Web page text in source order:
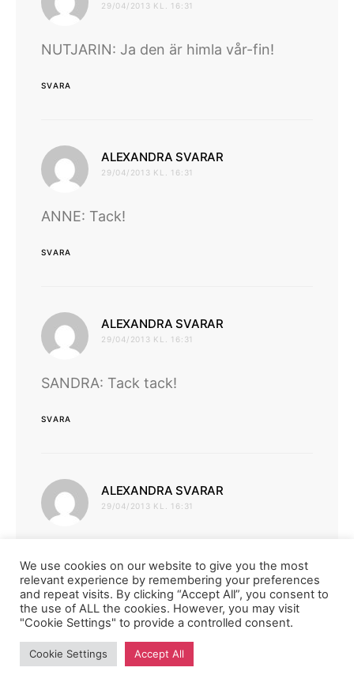
29/04/2013 KL. 16:31
NUTJARIN: Ja den är himla vår-fin!
SVARA
ALEXANDRA SVARAR
29/04/2013 KL. 16:31
ANNE: Tack!
SVARA
ALEXANDRA SVARAR
29/04/2013 KL. 16:31
SANDRA: Tack tack!
SVARA
ALEXANDRA SVARAR
29/04/2013 KL. 16:31
SVARA
bella skriver:
We use cookies on our website to give you the most
relevant experience by remembering your preferences
and repeat visits. By clicking “Accept All”, you consent to
the use of ALL the cookies. However, you may visit
"Cookie Settings" to provide a controlled consent.
Cookie Settings Accept All